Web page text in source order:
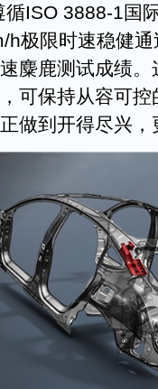
ISO 3888-1国
极限时速稳健
麋鹿测试成绩
可保持从容可
做到开得尽兴，